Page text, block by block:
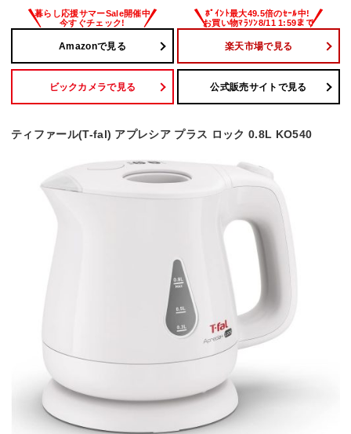
Amazonで見る 楽天市場で見る
ビックカメラで見る 公式販売サイトで見る
ティファール(T-fal) アプレシア プラス ロック 0.8L KO540